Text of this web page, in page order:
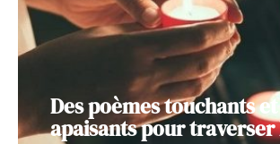
Des poèmes touchants et
apaisants pour